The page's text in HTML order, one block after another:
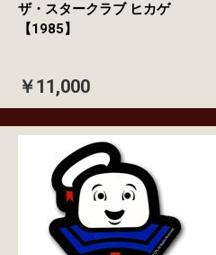
ザ・スタークラブ ヒカゲ
【1985】
￥11,000